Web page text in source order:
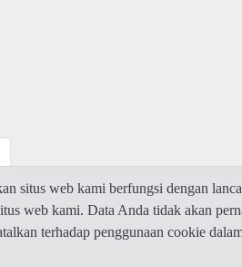
situs web kami berfungsi dengan
web kami. Data Anda tidak akan
terhadap penggunaan cookie